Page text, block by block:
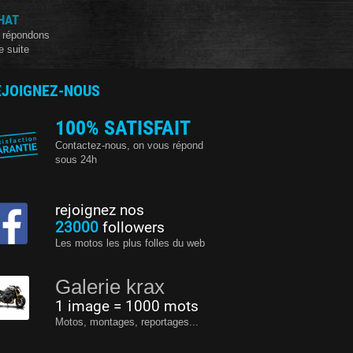
suite
NOUS
100% SATISFAIT
Contactez-nous, on vous répond
sous 24h
rejoignez nos
23000followers
Les motos les plus folles du web
Galerie krax
1 image = 1000 mots
Motos, montages, reportages...